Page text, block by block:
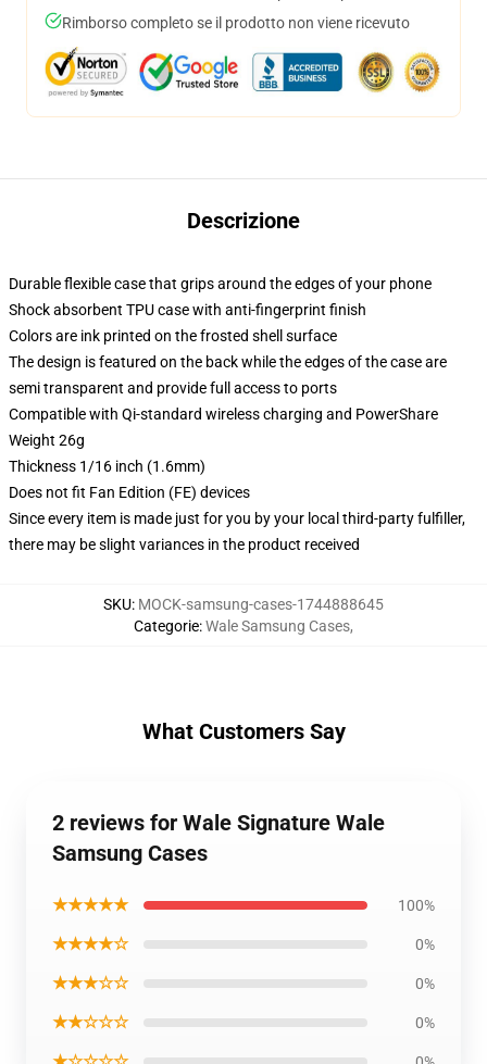
Rimborso completo se il prodotto non viene ricevuto
Descrizione
Durable flexible case that grips around the edges of your phone
Shock absorbent TPU case with anti-fingerprint finish
Colors are ink printed on the frosted shell surface
The design is featured on the back while the edges of the case are
semi transparent and provide full access to ports
Compatible with Qi-standard wireless charging and PowerShare
Weight 26g
Thickness 1/16 inch (1.6mm)
Does not fit Fan Edition (FE) devices
Since every item is made just for you by your local third-party fulfiller,
there may be slight variances in the product received
SKU: MOCK-samsung-cases-1744888645
Categorie:Wale Samsung Cases,
What Customers Say
2 reviews for Wale Signature Wale
Samsung Cases
★★★★★ 100%
★★★★☆ 0%
★★★☆☆ 0%
★★☆☆☆ 0%